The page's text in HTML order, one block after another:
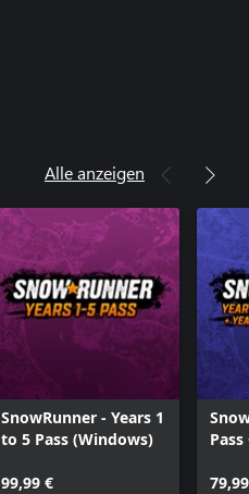
Alle anzeigen
SnowRunner - Years 1
to 5 Pass (Windows)
99,99 €
Pass
Pass